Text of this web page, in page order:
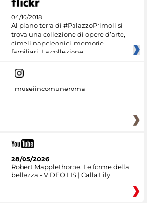
04/10/2018
Al piano terra di #PalazzoPrimoli si
trova una collezione di opere d’arte,
cimeli napoleonici, memorie
familiari. La collezione
museiincomuneroma
28/05/2026
Robert Mapplethorpe. Le forme della
bellezza - VIDEO LIS | Calla Lily